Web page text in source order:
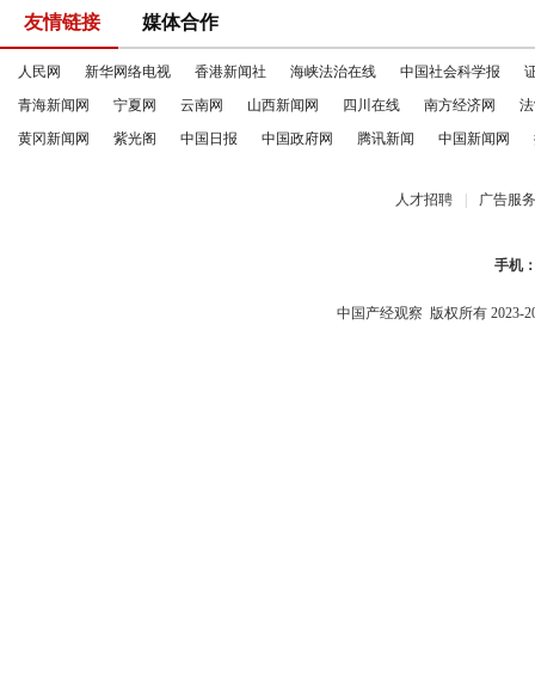
友情链接 媒体合作
人民网 新华网络电视 香港新闻社 海峡法治在线 中国社会科学报
青海新闻网
宁夏网 云南网 山西新闻网 四川在线 南方经济网
黄冈新闻网
紫光阁 中国日报 中国政府网 腾讯新闻 中国新闻网
人才招聘 广告服务
手机
中国产经观察 版权所有 2023-